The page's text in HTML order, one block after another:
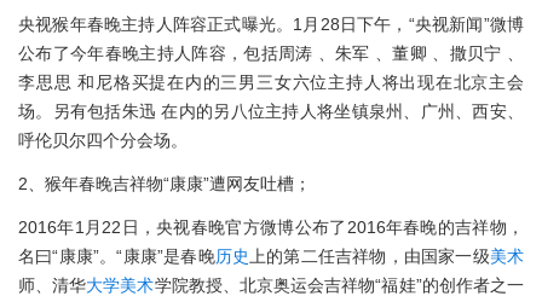
央视猴年春晚主持人阵容正式曝光。1月28日下午，“央视新闻”微博
公布了今年春晚主持人阵容，包括周涛 、朱军 、董卿 、撒贝宁 、
李思思 和尼格买提在内的三男三女六位主持人将出现在北京主会
场。另有包括朱迅 在内的另八位主持人将坐镇泉州、广州、西安、
呼伦贝尔四个分会场。
2、猴年春晚吉祥物“康康”遭网友吐槽；
2016年1月22日，央视春晚官方微博公布了2016年春晚的吉祥物，
名曰“康康”。“康康”是春晚历史上的第二任吉祥物，由国家一级美术
师、清华大学美术学院教授、北京奥运会吉祥物“福娃”的创作者之一